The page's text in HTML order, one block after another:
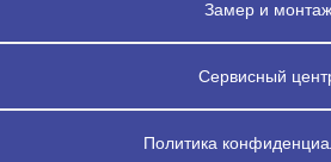
Замер и монтаж
Сервисный
Политика